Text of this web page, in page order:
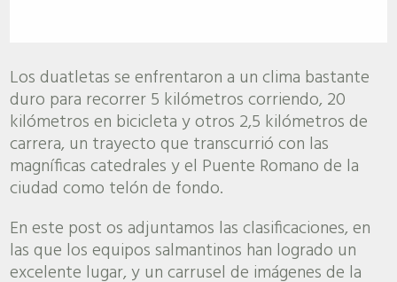
Los duatletas se enfrentaron a un clima bastante
duro para recorrer 5 kilómetros corriendo, 20
kilómetros en bicicleta y otros 2,5 kilómetros de
carrera, un trayecto que transcurrió con las
magníficas catedrales y el Puente Romano de la
ciudad como telón de fondo.
En este post os adjuntamos las clasificaciones, en
las que los equipos salmantinos han logrado un
excelente lugar, y un carrusel de imágenes de la